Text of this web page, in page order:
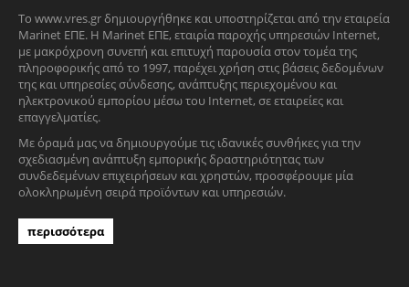
Το www.vres.gr δημιουργήθηκε και υποστηρίζεται από την εταιρεία
Marinet ΕΠΕ. Η Marinet ΕΠΕ, εταιρία παροχής υπηρεσιών Internet,
με μακρόχρονη συνεπή και επιτυχή παρουσία στον τομέα της
πληροφορικής από το 1997, παρέχει χρήση στις βάσεις δεδομένων
της και υπηρεσίες σύνδεσης, ανάπτυξης περιεχομένου και
ηλεκτρονικού εμπορίου μέσω του Internet, σε εταιρείες και
επαγγελματίες.
Με όραμά μας να δημιουργούμε τις ιδανικές συνθήκες για την
σχεδιασμένη ανάπτυξη εμπορικής δραστηριότητας των
συνδεδεμένων επιχειρήσεων και χρηστών, προσφέρουμε μία
ολοκληρωμένη σειρά προϊόντων και υπηρεσιών.
περισσότερα